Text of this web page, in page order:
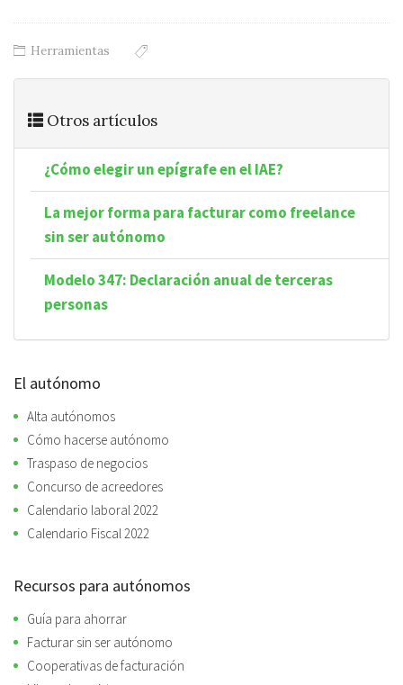
Herramientas
Otros artículos
¿Cómo elegir un epígrafe en el IAE?
La mejor forma para facturar como freelance
sin ser autónomo
Modelo 347: Declaración anual de terceras
personas
El autónomo
Alta autónomos
Cómo hacerse autónomo
Traspaso de negocios
Concurso de acreedores
Calendario laboral 2022
Calendario Fiscal 2022
Recursos para autónomos
Guía para ahorrar
Facturar sin ser autónomo
Cooperativas de facturación